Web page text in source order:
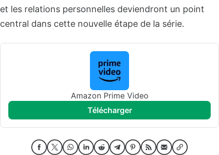
et les relations personnelles deviendront un point
central dans cette nouvelle étape de la série.
Amazon Prime Video
télécharger